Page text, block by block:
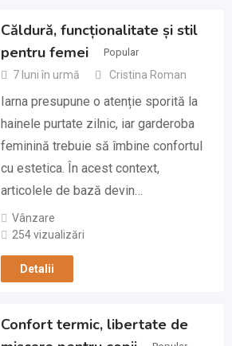
Căldură, funcționalitate și stil
pentru femei
Popular
7 luni în urmă Cristina Roman
Iarna presupune o atenție sporită la
hainele purtate zilnic, iar garderoba
feminină trebuie să îmbine confortul
cu estetica. În acest context,
articolele de bază devin…
Vânzare
254 vizualizări
Detalii
Confort termic, libertate de